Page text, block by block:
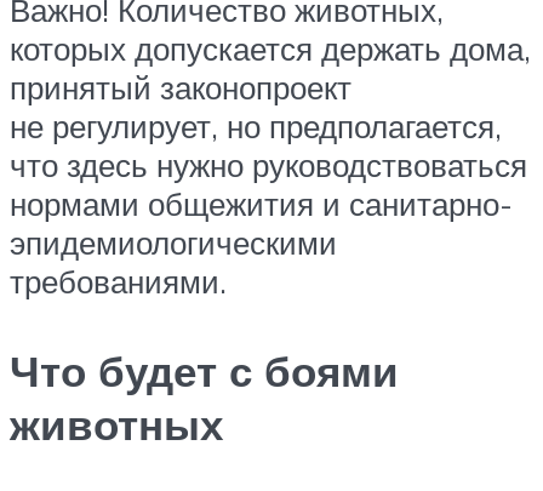
Важно! Количество животных,
которых допускается держать дома,
принятый законопроект
не регулирует, но предполагается,
что здесь нужно руководствоваться
нормами общежития и санитарно-
эпидемиологическими
требованиями.
Что будет с боями
животных